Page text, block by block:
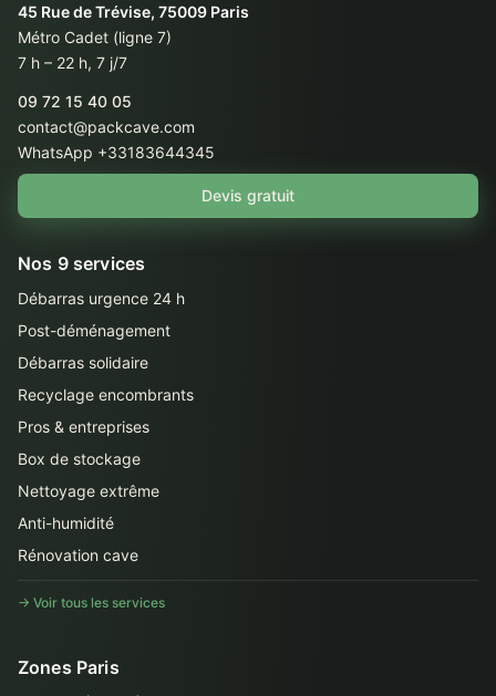
45 Rue de Trévise, 75009 Paris
Métro Cadet (ligne 7)
7 h – 22 h, 7 j/7
09 72 15 40 05
contact@packcave.com
WhatsApp +33183644345
Devis gratuit
Nos 9 services
Débarras urgence 24 h
Post-déménagement
Débarras solidaire
Recyclage encombrants
Pros & entreprises
Box de stockage
Nettoyage extrême
Anti-humidité
Rénovation cave
→ Voir tous les services
Zones Paris